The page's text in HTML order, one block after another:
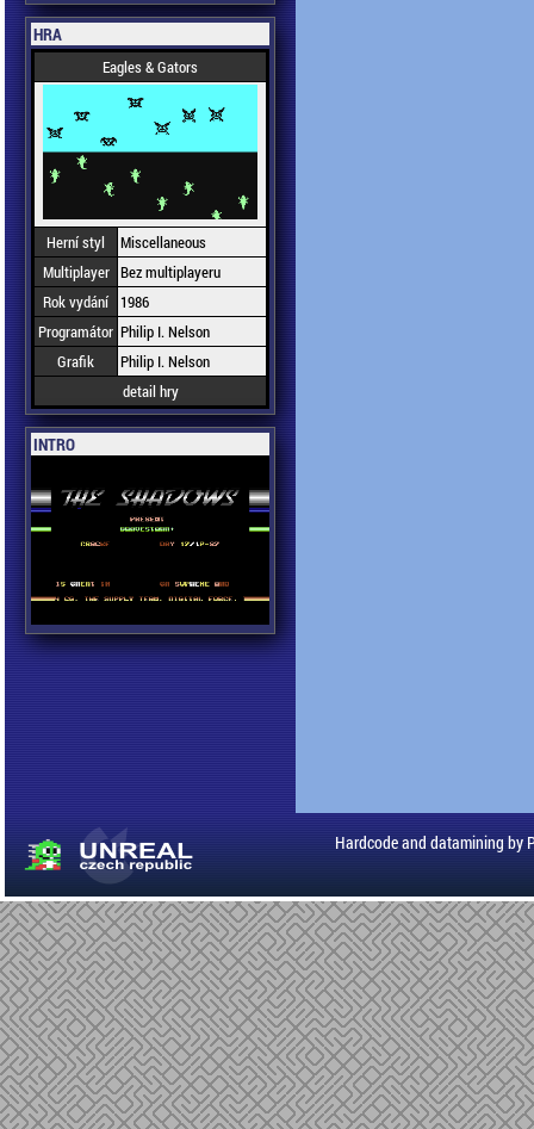
HRA
Eagles & Gators
Herní styl
Miscellaneous
Multiplayer Bez multiplayeru
Rok vydání
1986
Programátor Philip I. Nelson
Grafik
Philip I. Nelson
detail hry
INTRO
Hardcode and datamining by